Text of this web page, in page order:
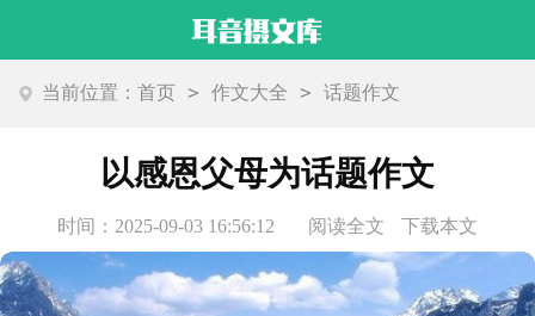
当前位置：首页 > 作文大全 > 话题作文
以感恩父母为话题作文
时间：2025-09-03 16:56:12 阅读全文 下载本文